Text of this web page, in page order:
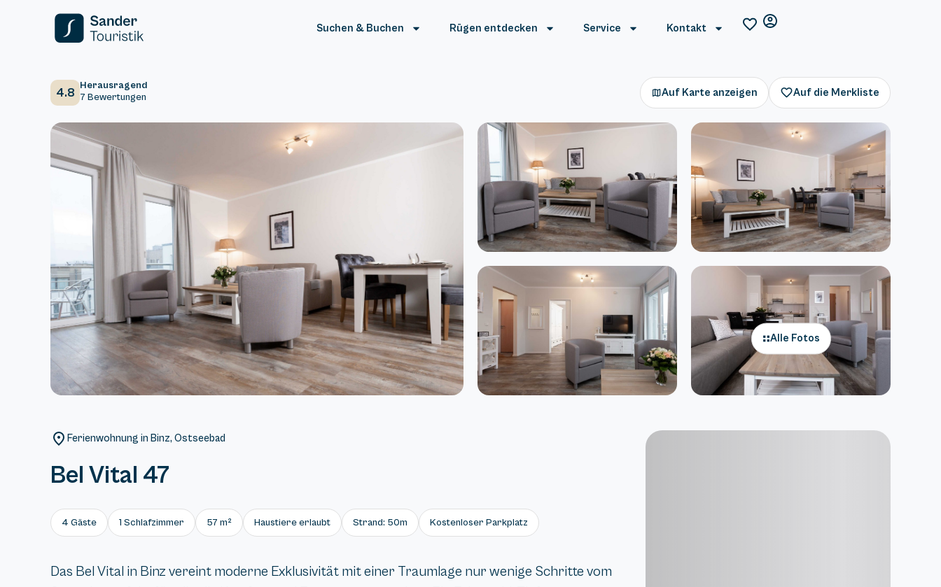
Suchen & Buchen Rügen entdecken Service Kontakt
4.8 Herausragend
7 Bewertungen
Auf Karte anzeigen Auf die Merkliste
Alle Fotos
Ferienwohnung in Binz, Ostseebad
Bel Vital 47
4 Gäste 1 Schlafzimmer 57 m² Haustiere erlaubt Strand: 50m Kostenloser Parkplatz
Das Bel Vital in Binz vereint moderne Exklusivität mit einer Traumlage nur wenige Schritte vom